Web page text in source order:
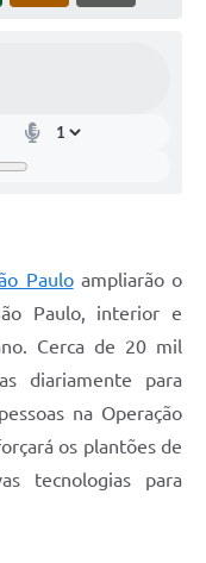
Pauloampliarão o
Paulo, interior e
Cerca de 20 mil
diariamente para
na Operação
os plantões de
tecnologias para